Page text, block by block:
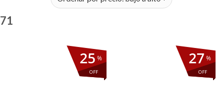
71
%
OFF
25 %
OFF
27